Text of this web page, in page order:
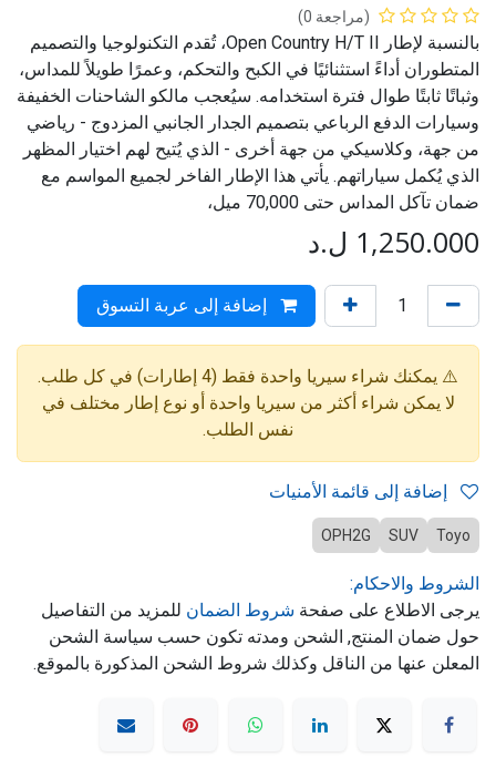
(مراجعة 0)
بالنسبة لإطار Open Country H/T II، تُقدم التكنولوجيا والتصميم
المتطوران أداءً استثنائيًا في الكبح والتحكم، وعمرًا طويلاً للمداس،
وثباتًا ثابتًا طوال فترة استخدامه. سيُعجب مالكو الشاحنات الخفيفة
وسيارات الدفع الرباعي بتصميم الجدار الجانبي المزدوج - رياضي
من جهة، وكلاسيكي من جهة أخرى - الذي يُتيح لهم اختيار المظهر
الذي يُكمل سياراتهم. يأتي هذا الإطار الفاخر لجميع المواسم مع
ضمان تآكل المداس حتى 70,000 ميل،
1,250.000 ل.د
إضافة إلى عربة التسوق
⚠️ يمكنك شراء سيريا واحدة فقط (4 إطارات) في كل طلب.
لا يمكن شراء أكثر من سيريا واحدة أو نوع إطار مختلف في
نفس الطلب.
Toyo
SUV
OPH2G
الشروط والاحكام:
يرجى الاطلاع على صفحة شروط الضمان للمزيد من التفاصيل
حول ضمان المنتج, الشحن ومدته تكون حسب سياسة الشحن
المعلن عنها من الناقل وكذلك شروط الشحن المذكورة بالموقع.